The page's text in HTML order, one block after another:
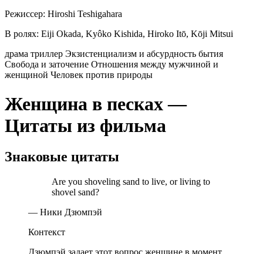
Режиссер: Hiroshi Teshigahara
В ролях: Eiji Okada, Kyôko Kishida, Hiroko Itō, Kōji Mitsui
драма триллер Экзистенциализм и абсурдность бытия
Свобода и заточение Отношения между мужчиной и
женщиной Человек против природы
Женщина в песках —
Цитаты из фильма
Знаковые цитаты
Are you shoveling sand to live, or living to
shovel sand?
— Ники Дзюмпэй
Контекст
Дзюмпэй задает этот вопрос женщине в момент